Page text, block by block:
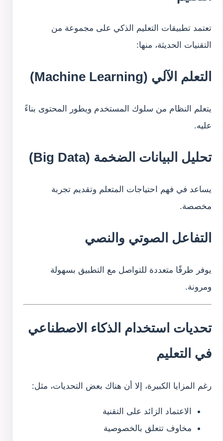
تعتمد تطبيقات التعليم الذكي على مجموعة من
التقنيات الحديثة، منها:
التعلم الآلي (Machine Learning)
يتعلم النظام من سلوك المستخدم ويطور المحتوى بناءً
عليه.
تحليل البيانات الضخمة (Big Data)
يساعد في فهم احتياجات المتعلم وتقديم تجربة
مخصصة.
التفاعل الصوتي والنصي
يوفر طرقًا متعددة للتواصل مع التطبيق بسهولة
ومرونة.
تحديات استخدام الذكاء الاصطناعي
في التعليم
رغم المزايا الكبيرة، إلا أن هناك بعض التحديات، مثل:
الاعتماد الزائد على التقنية
مخاوف تتعلق بالخصوصية